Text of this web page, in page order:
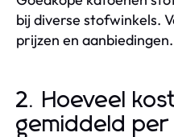
bij diverse stofwinkels.
prijzen en aanbiedingen.
2. Hoeveel
gemiddeld per